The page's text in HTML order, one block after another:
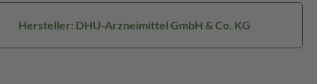
Hersteller: DHU-Arzneimittel GmbH & Co. KG